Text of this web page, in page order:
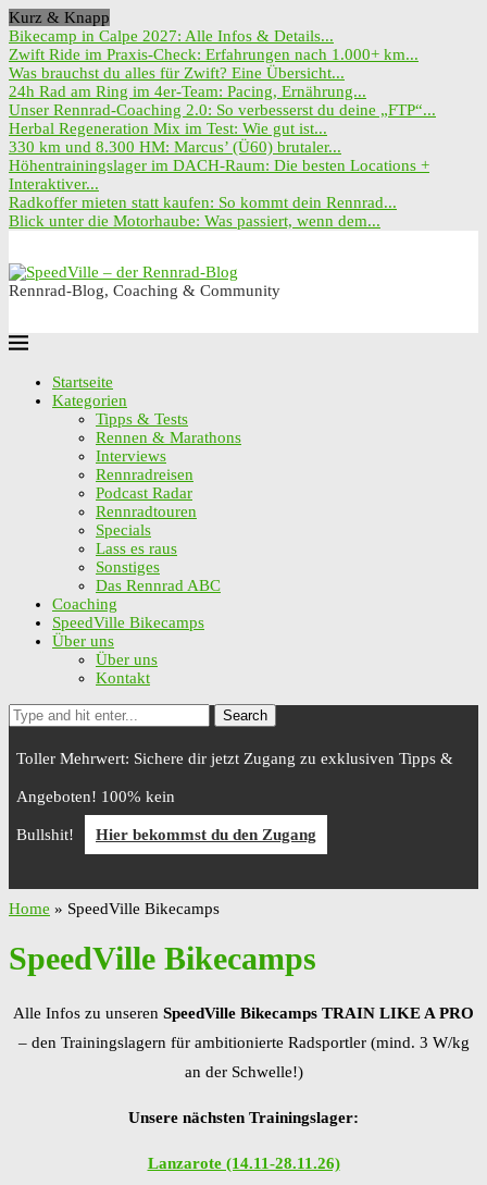
Kurz & Knapp
Bikecamp in Calpe 2027: Alle Infos & Details...
Zwift Ride im Praxis-Check: Erfahrungen nach 1.000+ km...
Was brauchst du alles für Zwift? Eine Übersicht...
24h Rad am Ring im 4er-Team: Pacing, Ernährung...
Unser Rennrad-Coaching 2.0: So verbesserst du deine „FTP“...
Herbal Regeneration Mix im Test: Wie gut ist...
330 km und 8.300 HM: Marcus’ (Ü60) brutaler...
Höhentrainingslager im DACH-Raum: Die besten Locations +
Interaktiver...
Radkoffer mieten statt kaufen: So kommt dein Rennrad...
Blick unter die Motorhaube: Was passiert, wenn dem...
Rennrad-Blog, Coaching & Community
Startseite
Kategorien
Tipps & Tests
Rennen & Marathons
Interviews
Rennradreisen
Podcast Radar
Rennradtouren
Specials
Lass es raus
Sonstiges
Das Rennrad ABC
Coaching
SpeedVille Bikecamps
Über uns
Über uns
Kontakt
Search
Toller Mehrwert: Sichere dir jetzt Zugang zu exklusiven Tipps &
Angeboten! 100% kein
Bullshit! Hier bekommst du den Zugang
Home » SpeedVille Bikecamps
SpeedVille Bikecamps
Alle Infos zu unseren SpeedVille Bikecamps TRAIN LIKE A PRO
– den Trainingslagern für ambitionierte Radsportler (mind. 3 W/kg
an der Schwelle!)
Unsere nächsten Trainingslager:
Lanzarote (14.11-28.11.26)